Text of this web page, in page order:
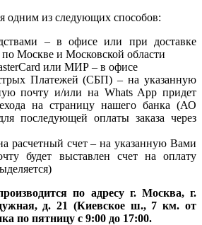
одним из следующих способов:
– в офисе или при доставке
по Москве и Московской области
или МИР – в офисе
Платежей (СБП) – на указанную
почту и/или на Whats App придет
на страницу нашего банка (АО
последующей оплаты заказа через
расчетный счет – на указанную Вами
будет выставлен счет на оплату
по адресу г. Москва, г.
д. 21 (Киевское ш., 7 км. от
по пятницу с 9:00 до 17:00.